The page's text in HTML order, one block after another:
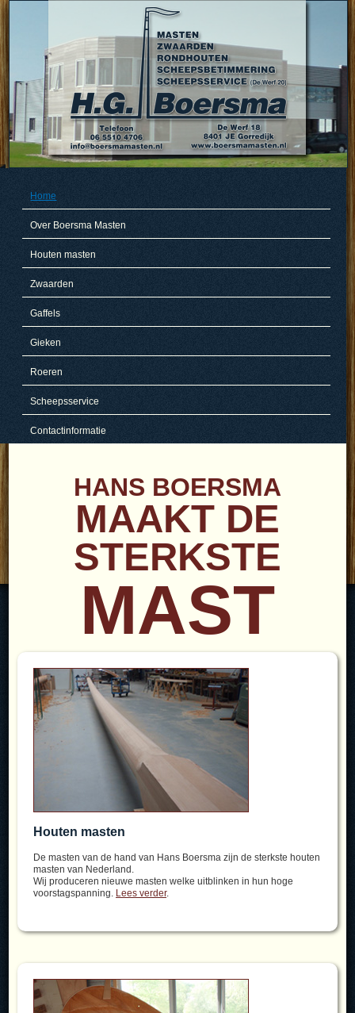
Home
Over Boersma Masten
Houten masten
Zwaarden
Gaffels
Gieken
Roeren
Scheepsservice
Contactinformatie
HANS BOERSMA
MAAKT DE
STERKSTE
MAST
Houten masten
De masten van de hand van Hans Boersma zijn de sterkste houten
masten van Nederland.
Wij produceren nieuwe masten welke uitblinken in hun hoge
voorstagspanning. Lees verder.